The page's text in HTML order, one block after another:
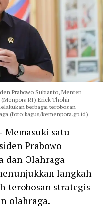
Prabowo Subianto, Menteri
RI) Erick Thohir
berbagai terobosan
kemenpora.go.id)
Memasuki satu
Prabowo
dan Olahraga
langkah
terobosan strategis
olahraga.